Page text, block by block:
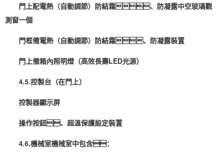
門上配電熱（自動調節）防結霜、防凝露中空玻璃觀
測窗一個
門框備電熱（自動調節）防結霜、防凝露裝置
門上備箱內照明燈（高效長壽LED光源）
4.5.控製台（在門上）
控製器顯示屏
操作按鈕、超溫保護設定裝置
4.6.機械室機械室中包含：